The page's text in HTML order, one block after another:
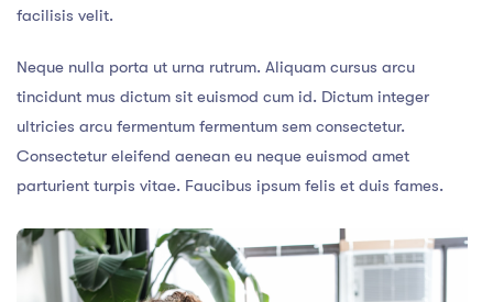
facilisis velit.
Neque nulla porta ut urna rutrum. Aliquam cursus arcu
tincidunt mus dictum sit euismod cum id. Dictum integer
ultricies arcu fermentum fermentum sem consectetur.
Consectetur eleifend aenean eu neque euismod amet
parturient turpis vitae. Faucibus ipsum felis et duis fames.